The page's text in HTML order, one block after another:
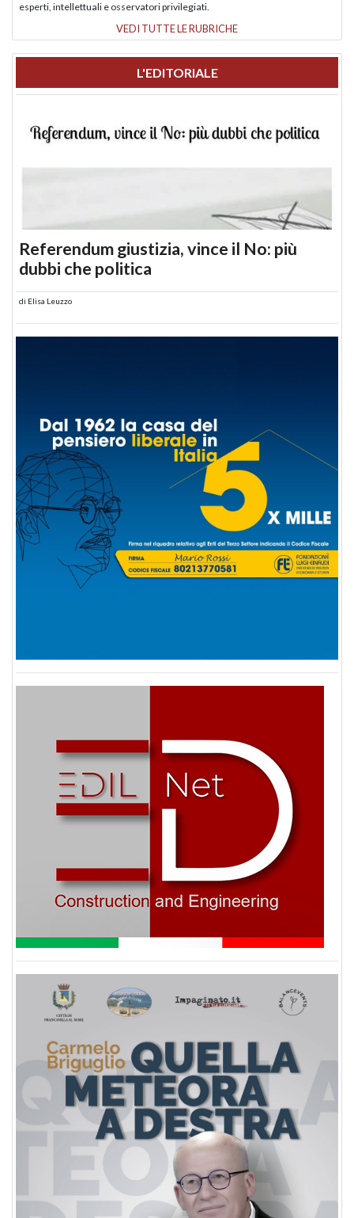
esperti, intellettuali e osservatori privilegiati.
VEDI TUTTE LE RUBRICHE
L'EDITORIALE
Referendum giustizia, vince il No: più
dubbi che politica
di Elisa Leuzzo